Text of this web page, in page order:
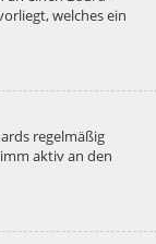
welches ein
regelmäßig
aktiv an den